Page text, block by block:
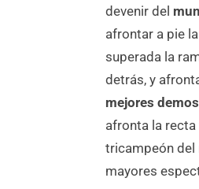
devenir del
afrontar a pie
superada la
detrás, y
mejores
afronta la
tricampeón del
mayores